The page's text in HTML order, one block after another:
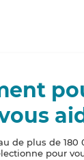
de plus de 180
pour